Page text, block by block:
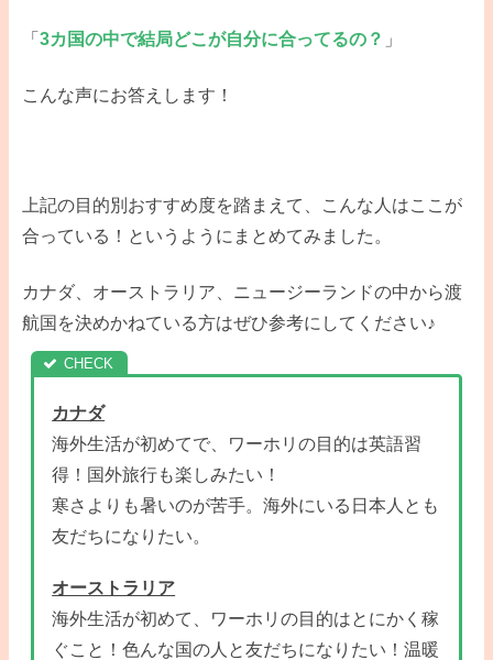
「 3カ国の中で結局どこが自分に合ってるの？ 」
こんな声にお答えします！
上記の目的別おすすめ度を踏まえて、こんな人はここが
合っている！というようにまとめてみました。
カナダ、オーストラリア、ニュージーランドの中から渡
航国を決めかねている方はぜひ参考にしてください♪
カナダ
海外生活が初めてで、ワーホリの目的は英語習
得！国外旅行も楽しみたい！
寒さよりも暑いのが苦手。海外にいる日本人とも
友だちになりたい。
オーストラリア
海外生活が初めて、ワーホリの目的はとにかく稼
ぐこと！色んな国の人と友だちになりたい！温暖